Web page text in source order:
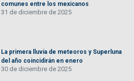
comunes entre los mexicanos
31 de diciembre de 2025
La primera lluvia de meteoros y Superluna
del año coincidirán en enero
30 de diciembre de 2025